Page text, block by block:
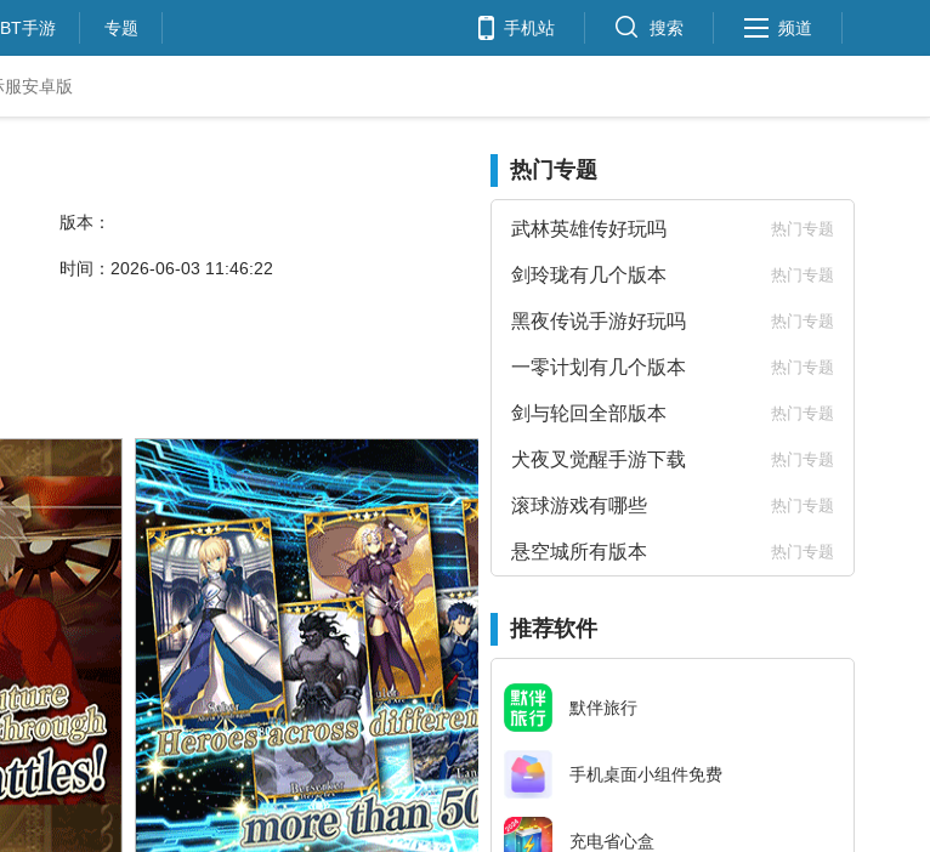
BT手游 专题 手机站 搜索 频道
安卓版
版本：
时间：2026-06-03 11:46:22
热门专题
武林英雄传好玩吗 热门专题
剑玲珑有几个版本 热门专题
黑夜传说手游好玩吗 热门专题
一零计划有几个版本 热门专题
剑与轮回全部版本 热门专题
犬夜叉觉醒手游下载 热门专题
滚球游戏有哪些 热门专题
悬空城所有版本 热门专题
推荐软件
默伴旅行
手机桌面小组件免费
充电省心盒